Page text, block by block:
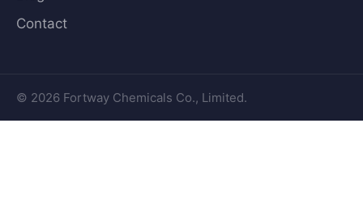
Contact
© 2026 Fortway Chemicals Co., Limited.